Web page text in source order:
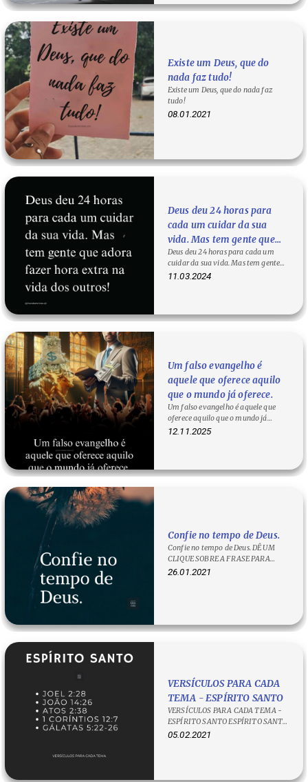
Existe um Deus, que do
nada faz tudo!
Existe um Deus, que do nada faz
tudo!
08.01.2021
Deus deu 24 horas para
cada um cuidar da sua
vida. Mas tem gente que
adora fazer hora extra na
vida dos outros!
Deus deu 24 horas para cada um
cuidar da sua vida. Mas tem gente
que adora fazer hora extra na vida
11.03.2024
Um falso evangelho é
aquele que oferece aquilo
que o mundo já oferece.
Um falso evangelho é aquele que
oferece aquilo que o mundo já
oferece. Um falso evangelho Um
12.11.2025
Confie no tempo de Deus.
Confie no tempo de Deus. DÊ UM
CLIQUE SOBRE A FRASE PARA
COPIA-LÁ!
26.01.2021
VERSÍCULOS PARA CADA
TEMA - ESPÍRITO SANTO
VERSÍCULOS PARA CADA TEMA -
ESPÍRITO SANTO ESPÍRITO SANTO
O SENHOR diz ao seu povo: “Depois
05.02.2021